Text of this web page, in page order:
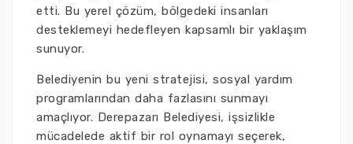
etti. Bu yerel çözüm, bölgedeki insanları
desteklemeyi hedefleyen kapsamlı bir yaklaşım
sunuyor.
Belediyenin bu yeni stratejisi, sosyal yardım
programlarından daha fazlasını sunmayı
amaçlıyor. Derepazarı Belediyesi, işsizlikle
mücadelede aktif bir rol oynamayı seçerek,